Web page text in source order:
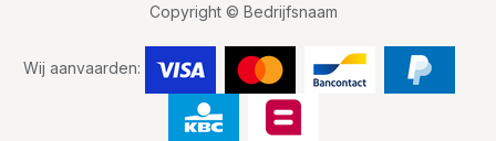
Copyright © Bedrijfsnaam
Wij aanvaarden: